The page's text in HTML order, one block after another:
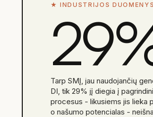
★ INDUSTRIJOS
Tarp SMĮ, jau naudojančių
DI, tik 29% jį diegia į
procesus - likusiems jis lieka
o našumo potencialas -